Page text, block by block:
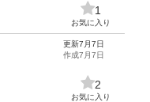
1
お気に入り
更新7月7日
作成7月7日
2
お気に入り